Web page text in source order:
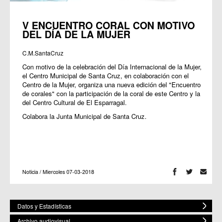
V ENCUENTRO CORAL CON MOTIVO
DEL DÍA DE LA MUJER
C.M.SantaCruz
Con motivo de la celebración del Día Internacional de la Mujer,
el Centro Municipal de Santa Cruz, en colaboración con el
Centro de la Mujer, organiza una nueva edición del "Encuentro
de corales" con la participación de la coral de este Centro y la
del Centro Cultural de El Esparragal.
Colabora la Junta Municipal de Santa Cruz.
Noticia / Miercoles 07-03-2018
Datos y Estadísticas